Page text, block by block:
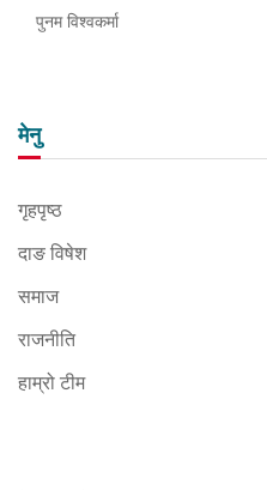
पुनम विश्वकर्मा
मेनु
गृहपृष्ठ
दाङ विषेश
समाज
राजनीति
हाम्रो टीम